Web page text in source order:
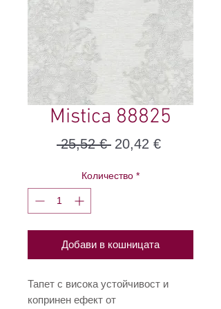
Mistica 88825
25,52 € Редовна
20,42 €Продажна
Количество *
Добави в кошницата
Тапет с висока устойчивост и
копринен ефект от